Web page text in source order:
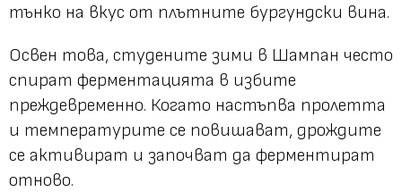
тънко на вкус от плътните бургундски вина.
Освен това, студените зими в Шампан често
спират ферментацията в избите
преждевременно. Когато настъпва пролетта
и температурите се повишават, дрождите
се активират и започват да ферментират
отново.